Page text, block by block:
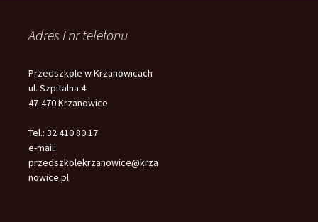
Adres i nr telefonu
Przedszkole w Krzanowicach
ul. Szpitalna 4
47-470 Krzanowice
Tel.: 32 410 80 17
e-mail:
przedszkolekrzanowice@krza
nowice.pl